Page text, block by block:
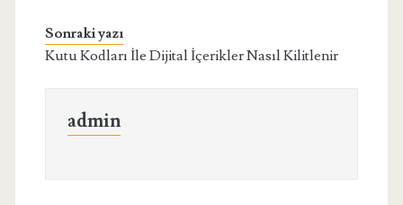
Sonraki yazı
Kutu Kodları İle Dijital İçerikler Nasıl Kilitlenir
admin